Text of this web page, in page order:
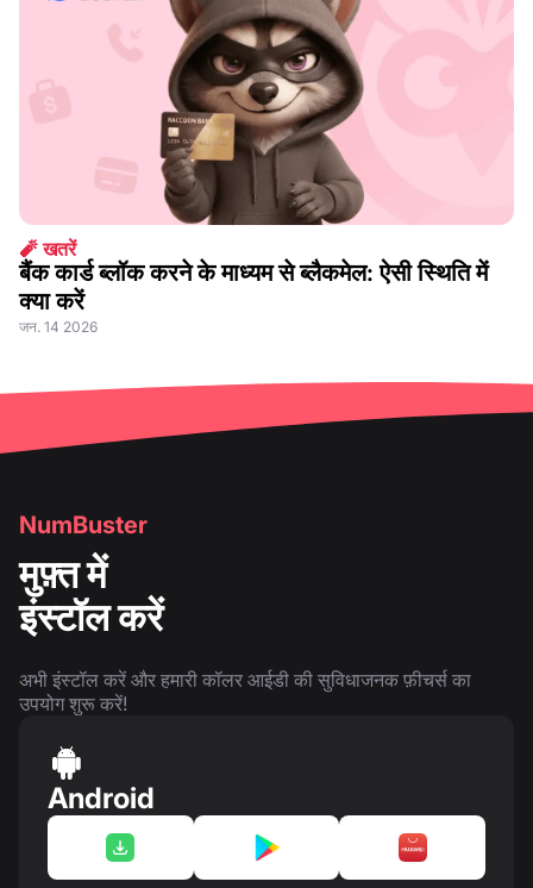
🧨 खतरें
बैंक कार्ड ब्लॉक करने के माध्यम से ब्लैकमेल: ऐसी स्थिति में
क्या करें
जन. 14 2026
NumBuster
मुफ़्त में
इंस्टॉल करें
अभी इंस्टॉल करें और हमारी कॉलर आईडी की सुविधाजनक फ़ीचर्स का
उपयोग शुरू करें!
Android